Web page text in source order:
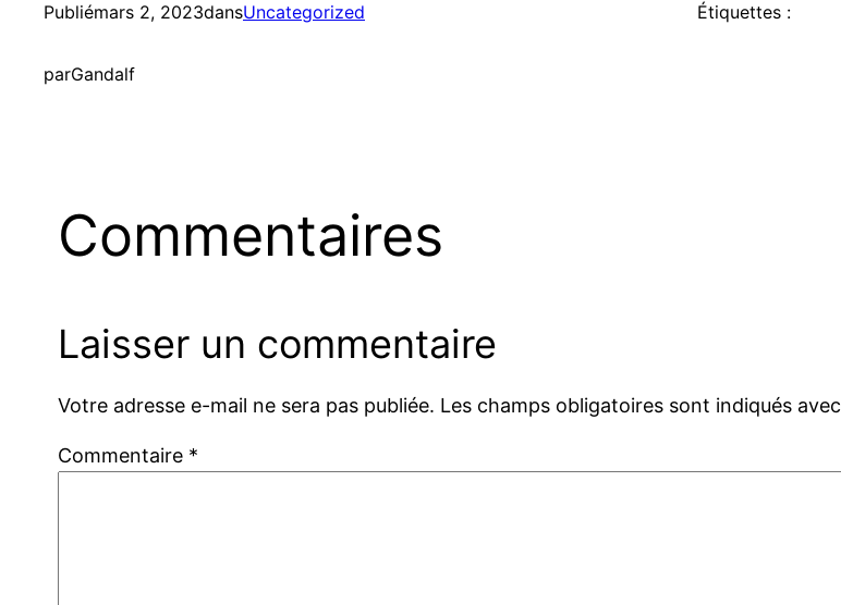
Publiémars 2, 2023dansUncategorized
parGandalf
Étiquettes :
Commentaires
Laisser un commentaire
Votre adresse e-mail ne sera pas publiée. Les champs obligatoires sont indiqués avec
Commentaire *